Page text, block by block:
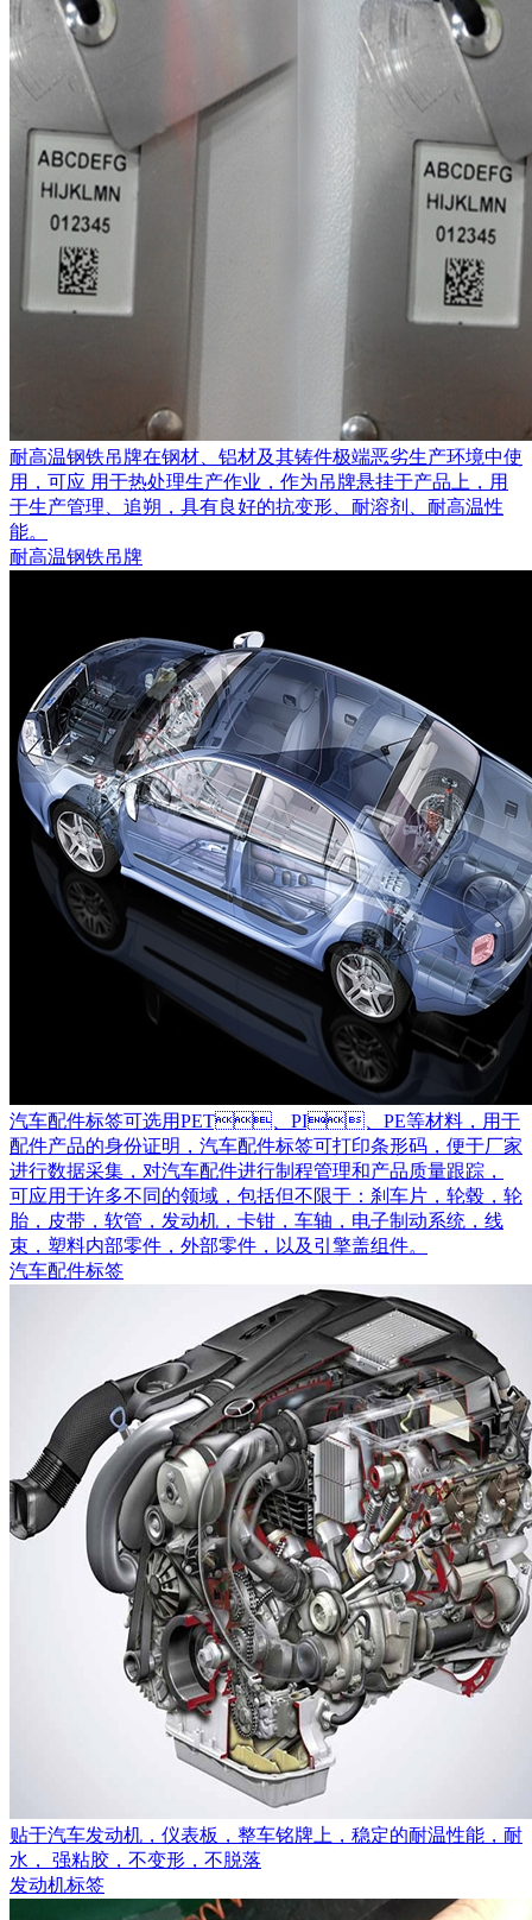
耐高温钢铁吊牌在钢材、铝材及其铸件极端恶劣生产环境中使
用，可应 用于热处理生产作业，作为吊牌悬挂于产品上，用
于生产管理、追朔，具有良好的抗变形、耐溶剂、耐高温性
能。
耐高温钢铁吊牌
汽车配件标签可选用PET、PI、PE等材料，用于
配件产品的身份证明，汽车配件标签可打印条形码，便于厂家
进行数据采集，对汽车配件进行制程管理和产品质量跟踪，
可应用于许多不同的领域，包括但不限于：刹车片，轮毂，轮
胎，皮带，软管，发动机，卡钳，车轴，电子制动系统，线
束，塑料内部零件，外部零件，以及引擎盖组件。
汽车配件标签
贴于汽车发动机，仪表板，整车铭牌上，稳定的耐温性能，耐
水， 强粘胶，不变形，不脱落
发动机标签